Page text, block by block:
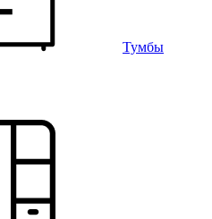
Тумбы